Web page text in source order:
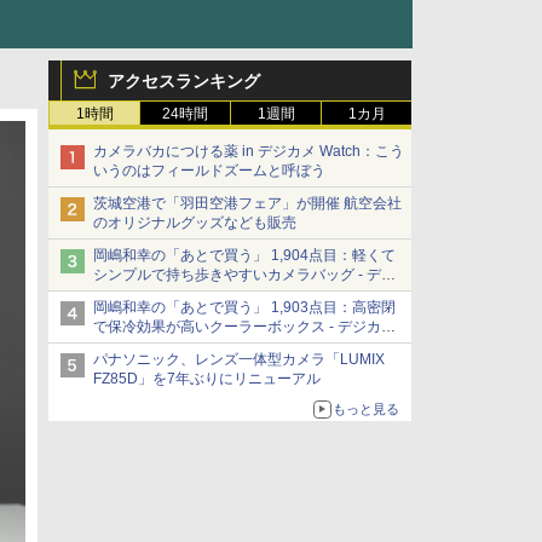
アクセスランキング
1時間 24時間 1週間 1カ月
カメラバカにつける薬 in デジカメ Watch：こう
いうのはフィールドズームと呼ぼう
茨城空港で「羽田空港フェア」が開催 航空会社
のオリジナルグッズなども販売
岡嶋和幸の「あとで買う」 1,904点目：軽くて
シンプルで持ち歩きやすいカメラバッグ - デジ
カメ Watch
岡嶋和幸の「あとで買う」 1,903点目：高密閉
で保冷効果が高いクーラーボックス - デジカメ
Watch
パナソニック、レンズ一体型カメラ「LUMIX
FZ85D」を7年ぶりにリニューアル
もっと見る